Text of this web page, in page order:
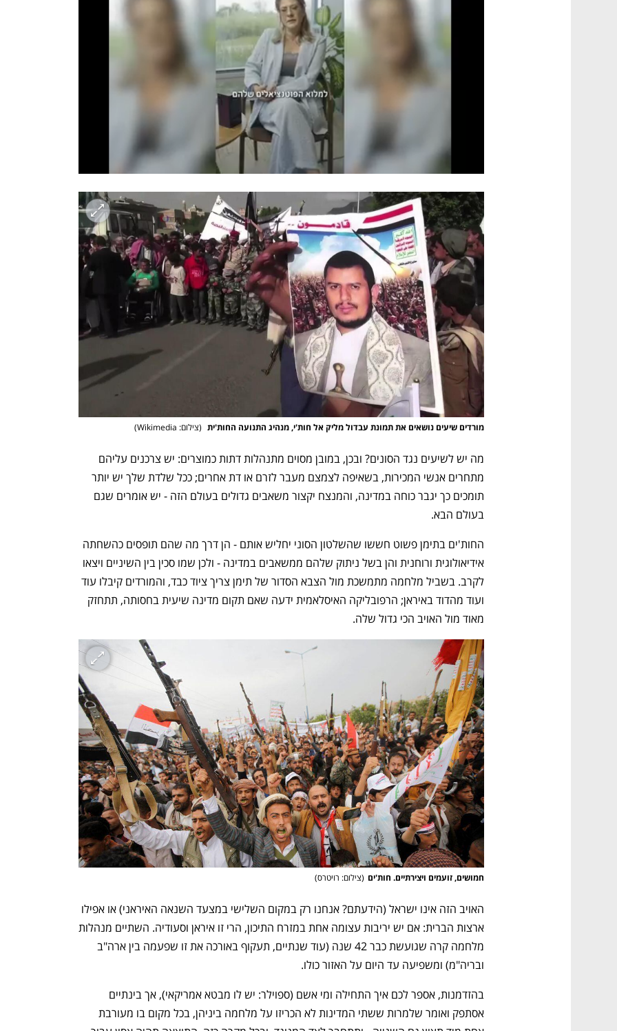
מדברים כלכלה, עסקים ומה
נפתח בכרטיסייה חדשה
ענף במתח גבוה
נפתח בכרטיסייה חדשה נפתח בכרטיסייה חדשה
הבית של ההייטק הישראלי
נפתח בכרטיסייה חדשה
מורדים שיעים נושאים את תמונת עבדול מליק אל חות'י, מנהיג התנועה החות'ית (צילום: Wikimedia )
בעולם הבא.
מאוד מול האויב הכי גדול שלה.
חמושים, זועמים ויצירתיים. חות'ים (צילום: רויטרס)
ובריה"מ) ומשפיעה עד היום על האזור כולו.